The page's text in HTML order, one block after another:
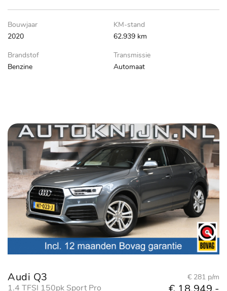
Bouwjaar
2020
KM-stand
62.939 km
Brandstof
Benzine
Transmissie
Automaat
Audi Q3
1.4 TFSI 150pk Sport Pro
€ 281 p/m